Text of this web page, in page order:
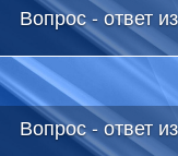
Вопрос - ответ
Вопрос - ответ